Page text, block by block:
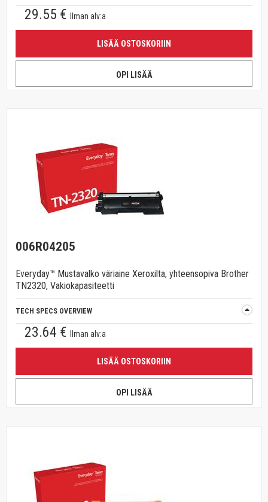
29.55 € Ilman alv:a
LISÄÄ OSTOSKORIIN
OPI LISÄÄ
006R04205
Everyday™ Mustavalko väriaine Xeroxilta, yhteensopiva Brother
TN2320, Vakiokapasiteetti
TECH SPECS OVERVIEW
23.64 € Ilman alv:a
LISÄÄ OSTOSKORIIN
OPI LISÄÄ